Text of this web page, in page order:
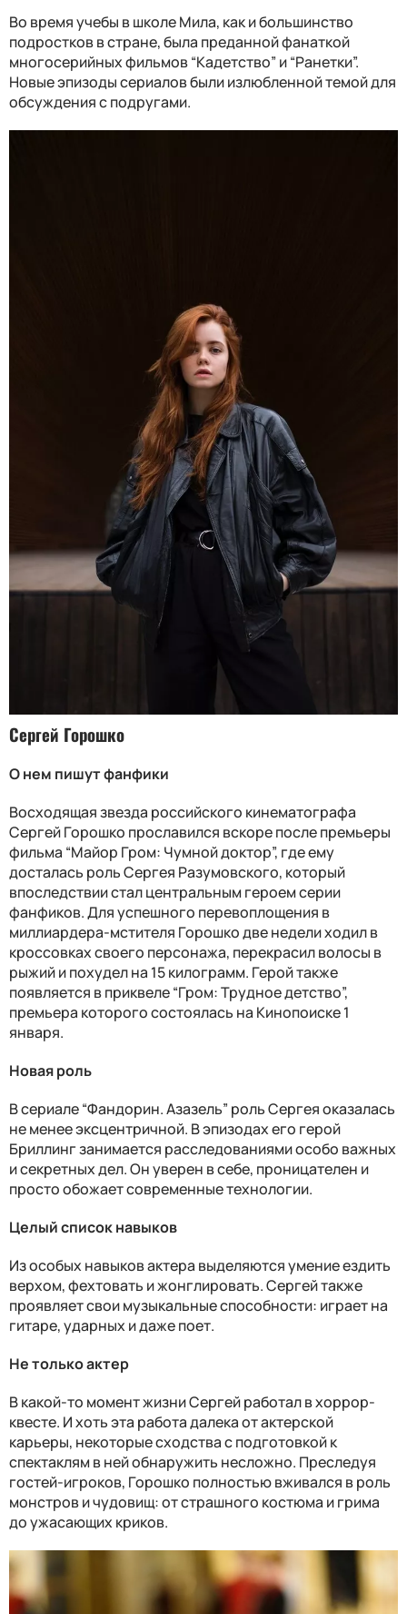
Во время учебы в школе Мила, как и большинство
подростков в стране, была преданной фанаткой
многосерийных фильмов “Кадетство” и “Ранетки”.
Новые эпизоды сериалов были излюбленной темой для
обсуждения с подругами.
Сергей Горошко
О нем пишут фанфики
Восходящая звезда российского кинематографа
Сергей Горошко прославился вскоре после премьеры
фильма “Майор Гром: Чумной доктор”, где ему
досталась роль Сергея Разумовского, который
впоследствии стал центральным героем серии
фанфиков. Для успешного перевоплощения в
миллиардера-мстителя Горошко две недели ходил в
кроссовках своего персонажа, перекрасил волосы в
рыжий и похудел на 15 килограмм. Герой также
появляется в приквеле “Гром: Трудное детство”,
премьера которого состоялась на Кинопоиске 1
января.
Новая роль
В сериале “Фандорин. Азазель” роль Сергея оказалась
не менее эксцентричной. В эпизодах его герой
Бриллинг занимается расследованиями особо важных
и секретных дел. Он уверен в себе, проницателен и
просто обожает современные технологии.
Целый список навыков
Из особых навыков актера выделяются умение ездить
верхом, фехтовать и жонглировать. Сергей также
проявляет свои музыкальные способности: играет на
гитаре, ударных и даже поет.
Не только актер
В какой-то момент жизни Сергей работал в хоррор-
квесте. И хоть эта работа далека от актерской
карьеры, некоторые сходства с подготовкой к
спектаклям в ней обнаружить несложно. Преследуя
гостей-игроков, Горошко полностью вживался в роль
монстров и чудовищ: от страшного костюма и грима
до ужасающих криков.